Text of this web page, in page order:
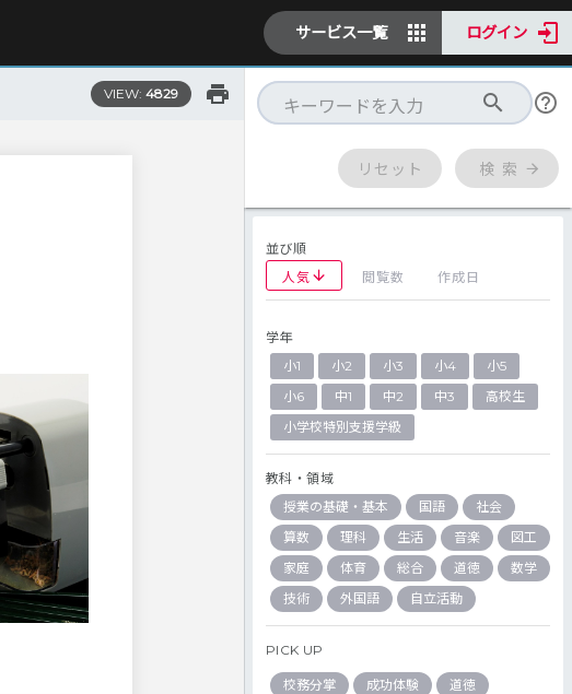
サービス一覧 ログイン
VIEW: 4829
リセット 検 索
並び順
人気
閲覧数 作成日
学年
小1
小2 小3 小4
小5
小6
中1 中2 中3
高校生
小学校特別支援学級
教科・領域
授業の基礎・基本
国語
社会
算数
理科 生活 音楽
図工
家庭
体育 総合 道徳
数学
技術
外国語 自立活動
PICK UP
校務分掌 成功体験 道徳